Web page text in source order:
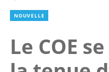
NOUVELLE
Le COE